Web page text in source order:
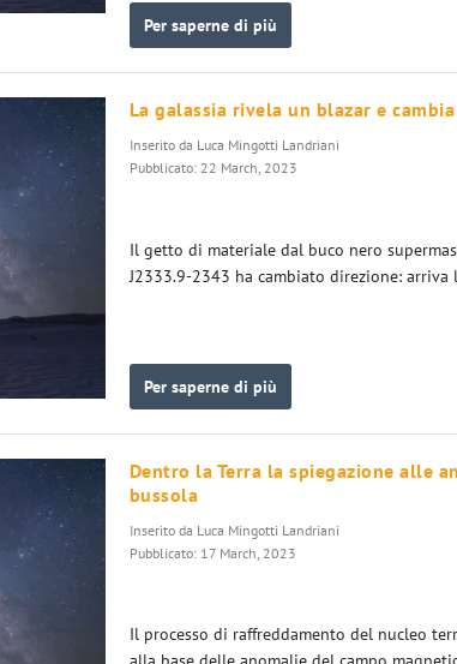
Per saperne di più
La galassia rivela un blazar e
Inserito da Luca Mingotti Landriani
Pubblicato: 22 March, 2023
Il getto di materiale dal buco nero
J2333.9-2343 ha cambiato direzione: arriva
Per saperne di più
Dentro la Terra la spiegazione alle
bussola
Inserito da Luca Mingotti Landriani
Pubblicato: 17 March, 2023
Il processo di raffreddamento del nucleo